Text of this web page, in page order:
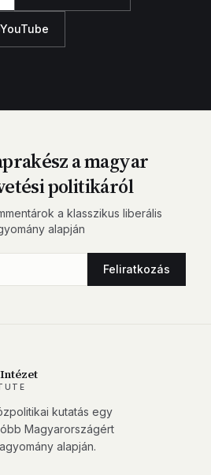
YouTube
a magyar
politikáról
a klasszikus liberális
alapján
Feliratkozás
kutatás egy
Magyarországért
alapján.